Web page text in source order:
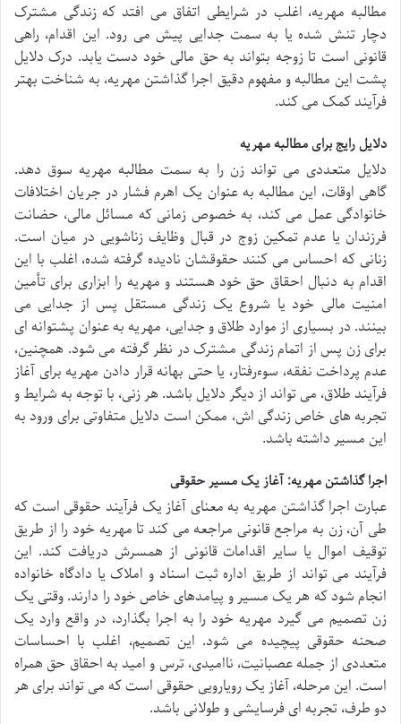
مطالبه مهریه، اغلب در شرایطی اتفاق می افتد که زندگی مشترک
دچار تنش شده یا به سمت جدایی پیش می رود. این اقدام، راهی
قانونی است تا زوجه بتواند به حق مالی خود دست یابد. درک دلایل
پشت این مطالبه و مفهوم دقیق اجرا گذاشتن مهریه، به شناخت بهتر
فرآیند کمک می کند.
دلایل رایج برای مطالبه مهریه
دلایل متعددی می تواند زن را به سمت مطالبه مهریه سوق دهد.
گاهی اوقات، این مطالبه به عنوان یک اهرم فشار در جریان اختلافات
خانوادگی عمل می کند، به خصوص زمانی که مسائل مالی، حضانت
فرزندان یا عدم تمکین زوج در قبال وظایف زناشویی در میان است.
زنانی که احساس می کنند حقوقشان نادیده گرفته شده، اغلب با این
اقدام به دنبال احقاق حق خود هستند و مهریه را ابزاری برای تأمین
امنیت مالی خود یا شروع یک زندگی مستقل پس از جدایی می
بینند. در بسیاری از موارد طلاق و جدایی، مهریه به عنوان پشتوانه ای
برای زن پس از اتمام زندگی مشترک در نظر گرفته می شود. همچنین،
عدم پرداخت نفقه، سوءرفتار، یا حتی بهانه قرار دادن مهریه برای آغاز
فرآیند طلاق، می تواند از دیگر دلایل باشد. هر زنی، با توجه به شرایط و
تجربه های خاص زندگی اش، ممکن است دلایل متفاوتی برای ورود به
این مسیر داشته باشد.
اجرا گذاشتن مهریه: آغاز یک مسیر حقوقی
عبارت اجرا گذاشتن مهریه به معنای آغاز یک فرآیند حقوقی است که
طی آن، زن به مراجع قانونی مراجعه می کند تا مهریه خود را از طریق
توقیف اموال یا سایر اقدامات قانونی از همسرش دریافت کند. این
فرآیند می تواند از طریق اداره ثبت اسناد و املاک یا دادگاه خانواده
انجام شود که هر یک مسیر و پیامدهای خاص خود را دارند. وقتی یک
زن تصمیم می گیرد مهریه خود را به اجرا بگذارد، در واقع وارد یک
صحنه حقوقی پیچیده می شود. این تصمیم، اغلب با احساسات
متعددی از جمله عصبانیت، ناامیدی، ترس و امید به احقاق حق همراه
است. این مرحله، آغاز یک رویارویی حقوقی است که می تواند برای هر
دو طرف، تجربه ای فرسایشی و طولانی باشد.